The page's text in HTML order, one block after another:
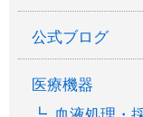
公式ブログ
医療機器